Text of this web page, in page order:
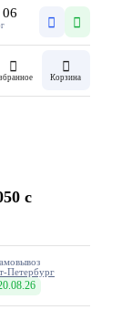
Корзина
с
Петербург